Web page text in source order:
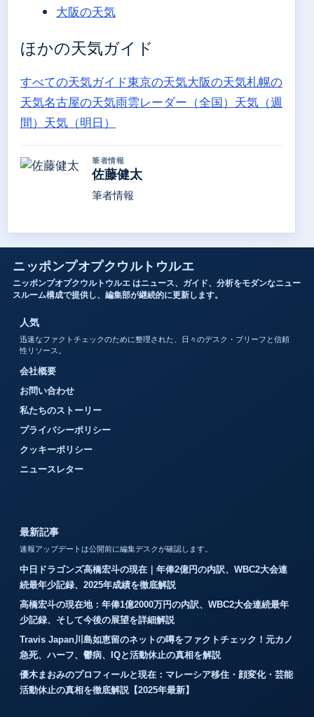
大阪の天気
ほかの天気ガイド
すべての天気ガイド東京の天気大阪の天気札幌の
天気名古屋の天気雨雲レーダー（全国） 天気（週
間） 天気（明日）
筆者情報
佐藤健太
筆者情報
ニッポンプオプクウルトウルエ
ニッポンプオプクウルトウルエ はニュース、ガイド、分析をモダンなニュー
スルーム構成で提供し、編集部が継続的に更新します。
人気
迅速なファクトチェックのために整理された、日々のデスク・ブリーフと信頼
性リソース。
会社概要
お問い合わせ
私たちのストーリー
プライバシーポリシー
クッキーポリシー
ニュースレター
最新記事
速報アップデートは公開前に編集デスクが確認します。
中日ドラゴンズ高橋宏斗の現在｜年俸2億円の内訳、WBC2大会連
続最年少記録、2025年成績を徹底解説
高橋宏斗の現在地：年俸1億2000万円の内訳、WBC2大会連続最年
少記録、そして今後の展望を詳細解説
Travis Japan川島如恵留のネットの噂をファクトチェック！元カノ
急死、ハーフ、鬱病、IQと活動休止の真相を解説
優木まおみのプロフィールと現在：マレーシア移住・顔変化・芸能
活動休止の真相を徹底解説【2025年最新】